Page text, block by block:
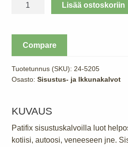
kuvio
Lisää ostoskoriin
Compare
Tuotetunnus (SKU): 24-5205
Osasto: Sisustus- ja Ikkunakalvot
KUVAUS
Patifix sisustuskalvoilla luot
kotiisi, autoosi, veneeseen jne.